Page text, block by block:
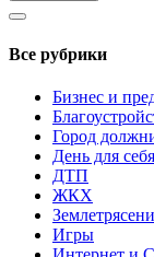
Все рубрики
Бизнес и
Город
День для себя
ДТП
ЖКХ
Игры